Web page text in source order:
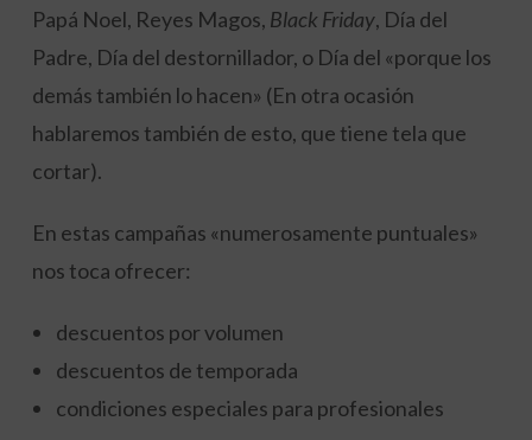
Papá Noel, Reyes Magos, Black Friday, Día del
Padre, Día del destornillador, o Día del «porque los
demás también lo hacen» (En otra ocasión
hablaremos también de esto, que tiene tela que
cortar).
En estas campañas «numerosamente puntuales»
nos toca ofrecer:
descuentos por volumen
descuentos de temporada
condiciones especiales para profesionales